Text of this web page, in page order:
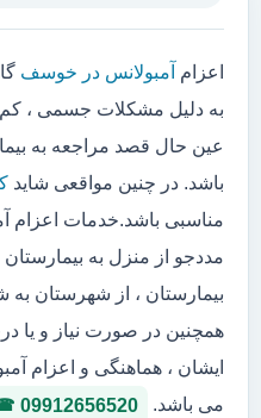
اعزام آمبولانس در خوسف
به دلیل مشکلات جسمی ، کم
عین حال قصد مراجعه به
باشد. در چنین مواقعی شاید
مناسبی باشد.خدمات اعزام
مددجو از منزل به
بیمارستان ، از شهرستان
همچنین در صورت نیاز و یا
ایشان ، هماهنگی و اعزام
می باشد.
09912656520